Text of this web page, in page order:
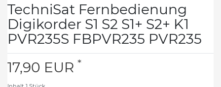
TechniSat Fernbedienung
Digikorder S1 S2 S1+ S2+ K1
PVR235S FBPVR235 PVR235
17,90 EUR *